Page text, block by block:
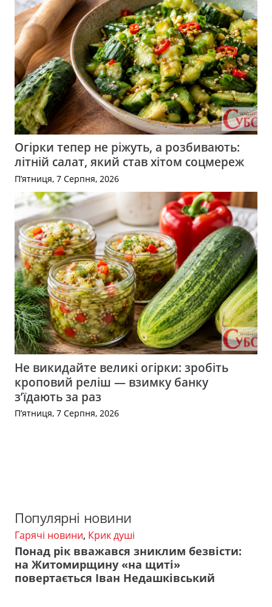
Огірки тепер не ріжуть, а розбивають:
літній салат, який став хітом соцмереж
П’ятниця, 7 Серпня, 2026
Не викидайте великі огірки: зробіть
кроповий реліш — взимку банку
з’їдають за раз
П’ятниця, 7 Серпня, 2026
Популярні новини
Гарячі новини, Крик душі
Понад рік вважався зниклим безвісти:
на Житомирщину «на щиті»
повертається Іван Недашківський